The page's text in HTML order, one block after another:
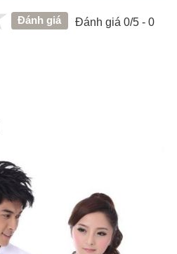
Đánh giá Đánh giá 0/5 - 0